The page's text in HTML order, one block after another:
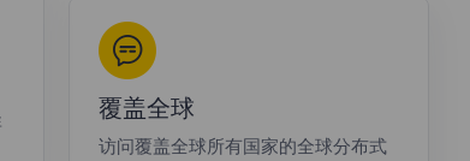
覆盖全球
访问覆盖全球所有国家的全球分布式